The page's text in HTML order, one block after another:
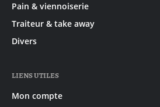
Pain & viennoiserie
Traiteur & take away
Divers
LIENS UTILES
Mon compte